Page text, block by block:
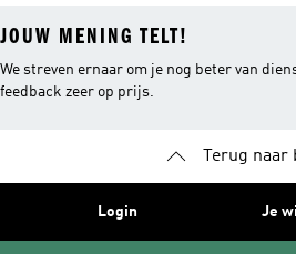
JOUW MENING TELT!
We streven ernaar om je nog beter van
feedback zeer op prijs.
Terug naar
Login Je